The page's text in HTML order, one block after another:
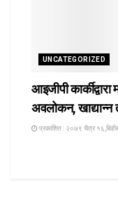
UNCATEGORIZED
आइजीपी
अवलोकन, खाद्यान्न
प्रकाशित : २०७९ चैत्र